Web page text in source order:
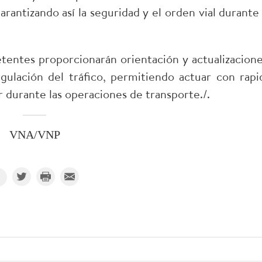
así la seguridad y el orden vial durante
proporcionarán orientación y
del tráfico, permitiendo actuar con
las operaciones de transporte./.
VNA/VNP